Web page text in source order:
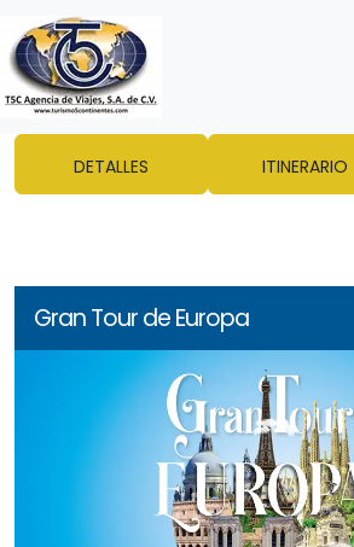
DETALLES ITINERARIO
Gran Tour de Europa